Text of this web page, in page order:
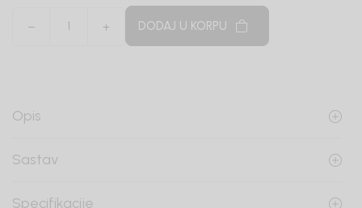
DODAJ U KORPU
Opis
Sastav
Specifikacije